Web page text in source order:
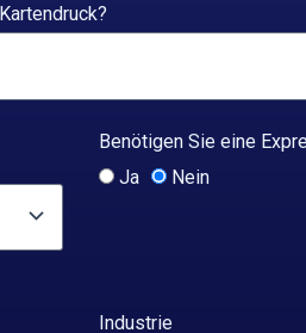
Benötigen Sie eine
Ja
Nein
Industrie